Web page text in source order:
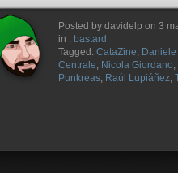
Posted by davidelp on 3
in : bastard
Tagged: CataZine,
Centrale, Nicola Giordano,
Punkreas, Raúl Lupiáñez,